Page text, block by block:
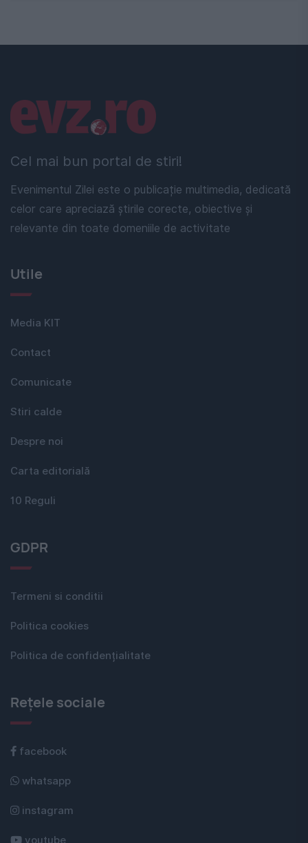
Cel mai bun portal de stiri!
Evenimentul Zilei este o publicație multimedia, dedicată
celor care apreciază știrile corecte, obiective și
relevante din toate domeniile de activitate
Linkuri utile
Utile
Media KIT
Contact
Comunicate
Stiri calde
Despre noi
Carta editorială
10 Reguli
GDPR
Termeni si conditii
Politica cookies
Politica de confidențialitate
Rețele sociale
facebook
whatsapp
instagram